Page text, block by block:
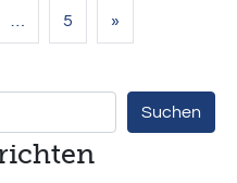
5 »
Suchen